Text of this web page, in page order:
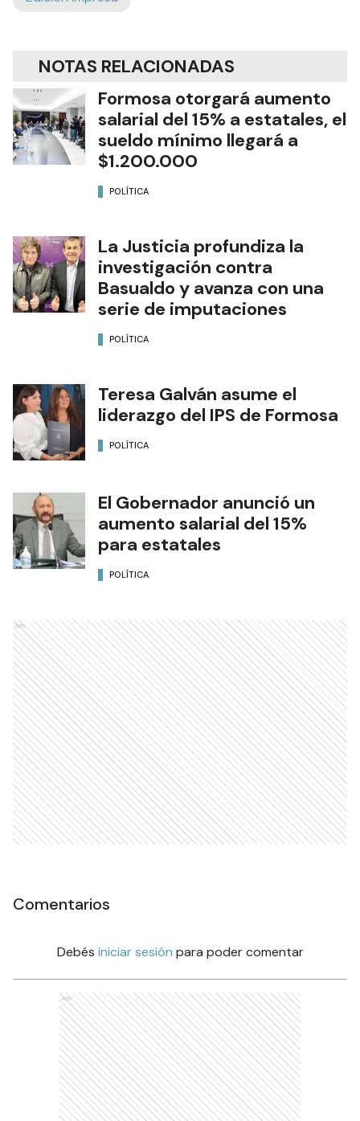
NOTAS RELACIONADAS
Formosa otorgará aumento
salarial del 15% a estatales, el
sueldo mínimo llegará a
$1.200.000
POLÍTICA
La Justicia profundiza la
investigación contra
Basualdo y avanza con una
serie de imputaciones
POLÍTICA
Teresa Galván asume el
liderazgo del IPS de Formosa
POLÍTICA
El Gobernador anunció un
aumento salarial del 15%
para estatales
POLÍTICA
Ads
Comentarios
Debés iniciar sesión para poder comentar
Ads